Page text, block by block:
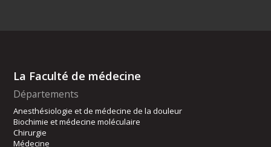
La Faculté de médecine
Départements
Anesthésiologie et de médecine de la douleur
Biochimie et médecine moléculaire
Chirurgie
Médecine